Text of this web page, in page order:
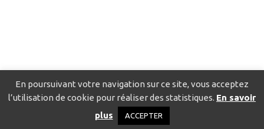
Catalogue pour localiser les fournisseurs
Politique de confidentialité
En poursuivant votre navigation sur ce site, vous acceptez
l’utilisation de cookie pour réaliser des statistiques. En savoir
plus
ACCEPTER